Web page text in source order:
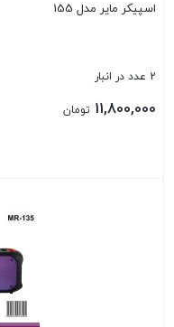
اسپیکر مایر مدل 155
2 عدد در انبار
11,800,000 تومان